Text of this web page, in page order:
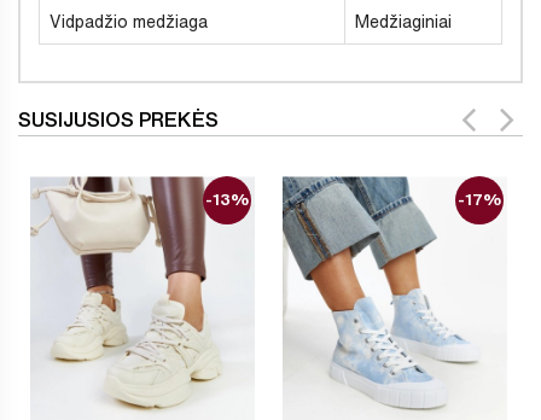
Vidpadžio medžiaga Medžiaginiai
SUSIJUSIOS PREKĖS
-13% -17%